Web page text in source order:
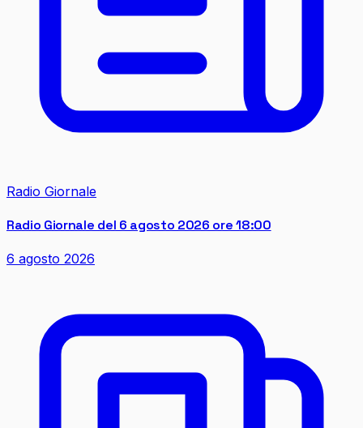
Radio Giornale
Radio Giornale del 6 agosto 2026 ore 18:00
6 agosto 2026